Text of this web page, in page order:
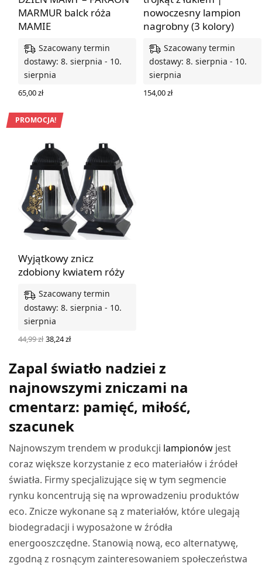
MARMUR balck róża
MAMIE
Szacowany termin
dostawy: 8. sierpnia - 10.
sierpnia
65,00zł
nowoczesny lampion
nagrobny (3 kolory)
Szacowany termin
dostawy: 8. sierpnia - 10.
sierpnia
154,00zł
PROMOCJA!
Wyjątkowy znicz
zdobiony kwiatem róży
Szacowany termin
dostawy: 8. sierpnia - 10.
sierpnia
44,99zł Pierwotna
cena
44,99 zł.
38,24złAktualna
38,24 zł.
Zapal światło nadziei z
najnowszymi zniczami na
cmentarz: pamięć, miłość,
szacunek
Najnowszym trendem w produkcji lampionów jest
coraz większe korzystanie z eco materiałów i źródeł
światła. Firmy specjalizujące się w tym segmencie
rynku koncentrują się na wprowadzeniu produktów
eco. Znicze wykonane są z materiałów, które ulegają
biodegradacji i wyposażone w źródła
energooszczędne. Stanowią nową, eco alternatywę,
zgodną z rosnącym zainteresowaniem społeczeństwa